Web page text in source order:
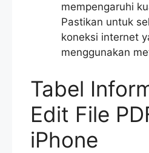
mempengaruhi
Pastikan untuk
koneksi internet
menggunakan
Tabel
Edit File
iPhone